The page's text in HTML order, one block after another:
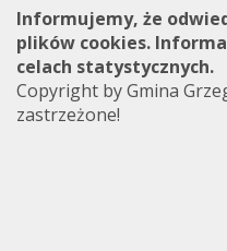
Informujemy, że
plików cookies.
celach statystycznych.
Copyright by Gmina
zastrzeżone!